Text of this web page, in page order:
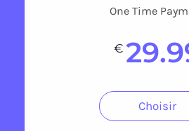
One Time
€
Choisir